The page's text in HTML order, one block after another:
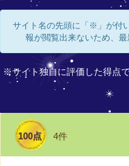
サイト名の先頭に「※」が付
報が閲覧出来ないため、最
※サイト独自に評価した得点
100点 4件